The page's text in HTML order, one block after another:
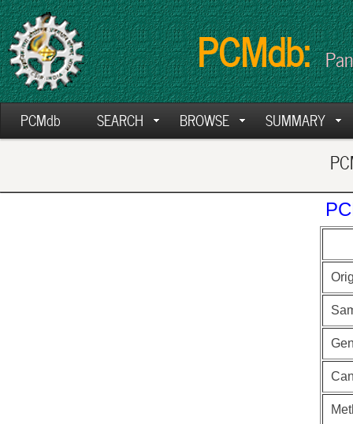
PCMdb:
PCMdb SEARCH BROWSE SUMMARY